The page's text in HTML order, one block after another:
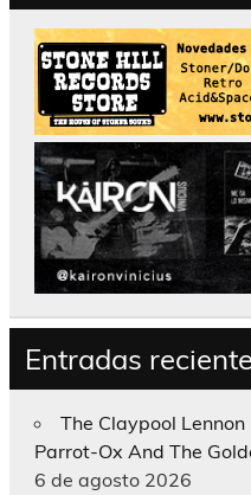
Entradas
The Claypool
Parrot-Ox And The
6 de agosto 2026